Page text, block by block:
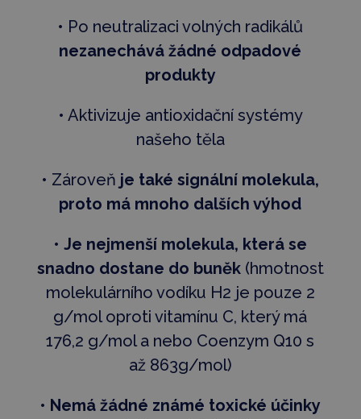
• Po neutralizaci volných radikálů
nezanechává žádné odpadové
produkty
• Aktivizuje antioxidační systémy
našeho těla
• Zároveň je také signální molekula,
proto má mnoho dalších výhod
•Je nejmenší molekula, která se
snadno dostane do buněk(hmotnost
molekulárního vodíku H2 je pouze 2
g/mol oproti vitamínu C, který má
176,2 g/mol a nebo Coenzym Q10 s
až 863g/mol)
• Nemá žádné známé toxické účinky